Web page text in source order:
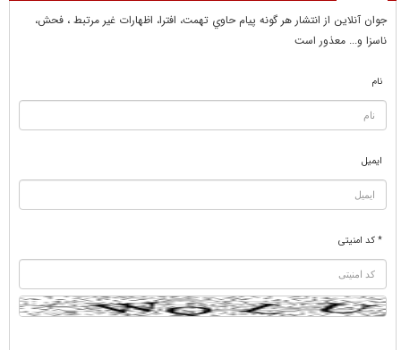
جوان آنلاين از انتشار هر گونه پيام حاوي تهمت، افترا، اظهارات غير مرتبط ، فحش،
ناسزا و... معذور است
نام
ایمیل
* کد امنیتی